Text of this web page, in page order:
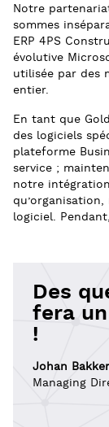
Notre
sommes
ERP 4PS
évolutive
utilisée par des
entier.
En tant que
des logiciels
plateforme
service ;
notre
logiciel.
Des
fera
!
Johan Bakker
Managing